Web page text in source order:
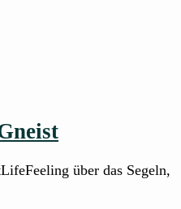
über das Segeln,